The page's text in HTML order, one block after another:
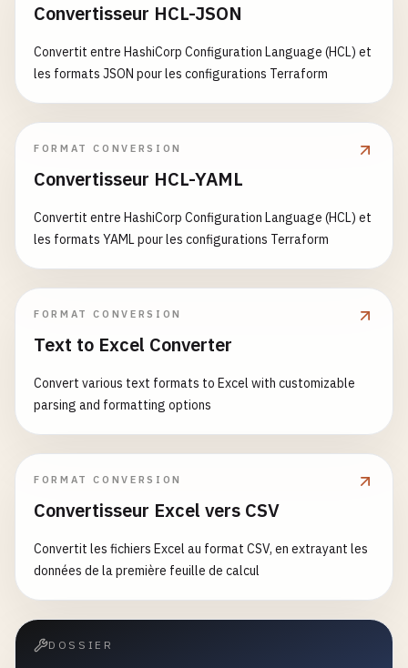
Convertisseur HCL-JSON
Convertit entre HashiCorp Configuration Language (HCL) et
les formats JSON pour les configurations Terraform
FORMAT CONVERSION
Convertisseur HCL-YAML
Convertit entre HashiCorp Configuration Language (HCL) et
les formats YAML pour les configurations Terraform
FORMAT CONVERSION
Text to Excel Converter
Convert various text formats to Excel with customizable
parsing and formatting options
FORMAT CONVERSION
Convertisseur Excel vers CSV
Convertit les fichiers Excel au format CSV, en extrayant les
données de la première feuille de calcul
DOSSIER